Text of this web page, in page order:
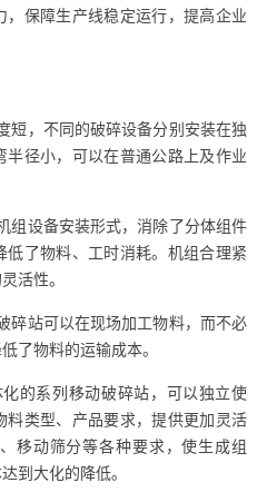
保障生产线稳定运行，提高企业
短，不同的破碎设备分别安装在独
径小，可以在普通公路上及作业
组设备安装形式，消除了分体组件
了物料、工时消耗。机组合理紧
活性。
碎站可以在现场加工物料，而不必
了物料的运输成本。
的系列移动破碎站，可以独立使
料类型、产品要求，提供更加灵活
移动筛分等各种要求，使生成组
到大化的降低。